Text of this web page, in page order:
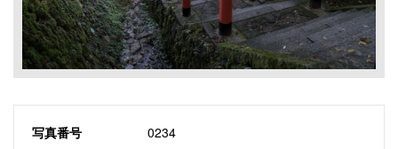
写真番号
0234